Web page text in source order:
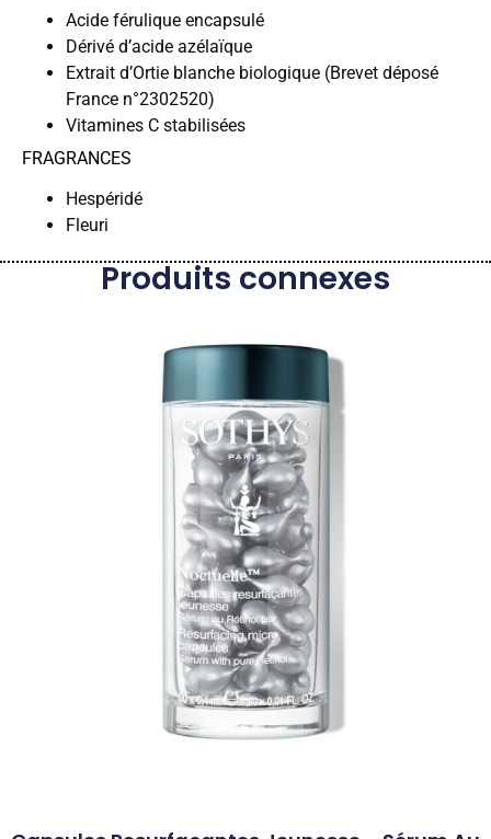
Acide férulique encapsulé
Dérivé d’acide azélaïque
Extrait d’Ortie blanche biologique (Brevet déposé
France n°2302520)
Vitamines C stabilisées
FRAGRANCES
Hespéridé
Fleuri
Produits connexes